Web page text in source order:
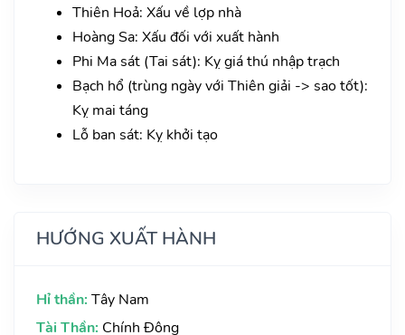
Thiên Hoả: Xấu về lợp nhà
Hoàng Sa: Xấu đối với xuất hành
Phi Ma sát (Tai sát): Kỵ giá thú nhập trạch
Bạch hổ (trùng ngày với Thiên giải -> sao tốt):
Kỵ mai táng
Lỗ ban sát: Kỵ khởi tạo
HƯỚNG XUẤT HÀNH
Hỉ thần: Tây Nam
Tài Thần: Chính Đông